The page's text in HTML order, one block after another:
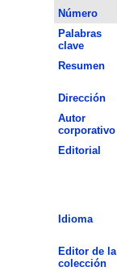
Número
Palabras
clave
Resumen
Dirección
Autor
corporativo
Editorial
Idioma
Editor de la
colección